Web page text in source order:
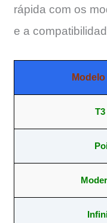
rápida com os
e a